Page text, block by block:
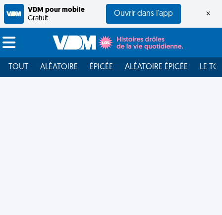
VDM pour mobile
Gratuit
Ouvrir dans l'app ×
TOUT ALÉATOIRE ÉPICÉE ALÉATOIRE ÉPICÉE LE